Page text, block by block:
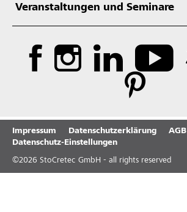
Veranstaltungen und Seminare
Impressum Datenschutzerklärung
AGB
Datenschutz-Einstellungen
©2026 StoCretec GmbH - all rights reserved